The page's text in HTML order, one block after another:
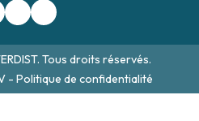
Tous droits réservés.
- Politique de confidentialité